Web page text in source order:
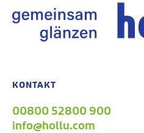
KONTAKT
00800 52800 900
info@hollu.com